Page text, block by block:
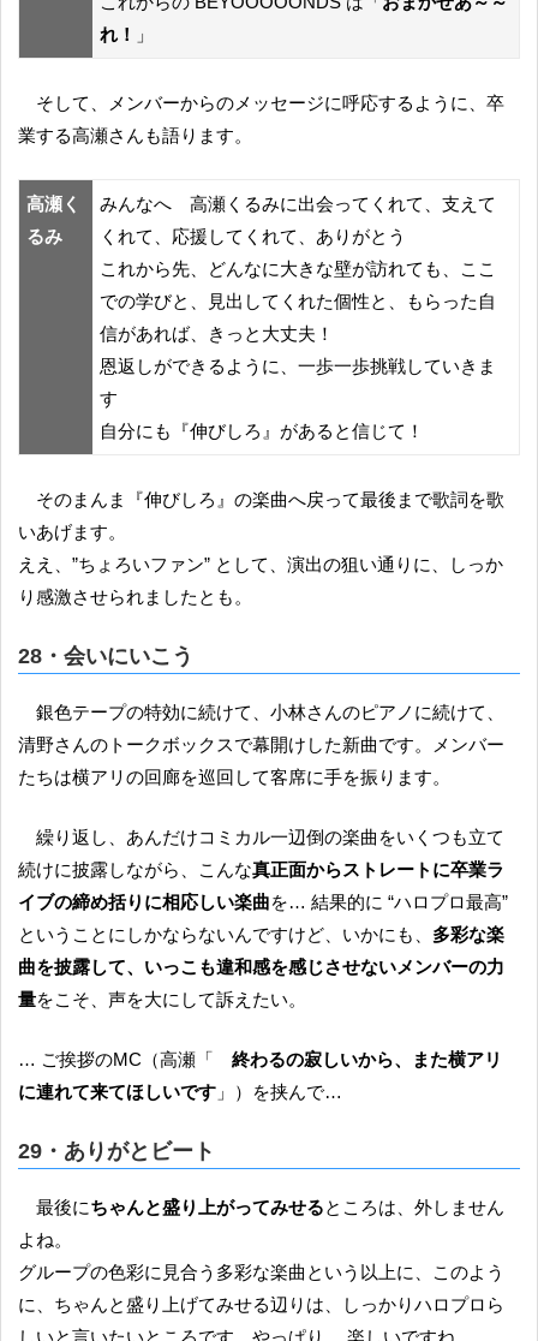
れ！
」
そして、メンバーからのメッセージに呼応するように、卒
業する高瀬さんも語ります。
高瀬く
るみ
みんなへ 高瀬くるみに出会ってくれて、支えて
くれて、応援してくれて、ありがとう
これから先、どんなに大きな壁が訪れても、ここ
での学びと、見出してくれた個性と、もらった自
信があれば、きっと大丈夫！
恩返しができるように、一歩一歩挑戦していきま
す
自分にも『伸びしろ』があると信じて！
そのまんま『伸びしろ』の楽曲へ戻って最後まで歌詞を歌
いあげます。
ええ、”ちょろいファン” として、演出の狙い通りに、しっか
り感激させられましたとも。
28・会いにいこう
銀色テープの特効に続けて、小林さんのピアノに続けて、
清野さんのトークボックスで幕開けした新曲です。メンバー
たちは横アリの回廊を巡回して客席に手を振ります。
繰り返し、あんだけコミカル一辺倒の楽曲をいくつも立て
続けに披露しながら、こんな真正面からストレートに卒業ラ
イブの締め括りに相応しい楽曲を… 結果的に “ハロプロ最高”
ということにしかならないんですけど、いかにも、 多彩な楽
曲を披露して、いっこも違和感を感じさせないメンバーの力
量をこそ、声を大にして訴えたい。
… ご挨拶のMC（高瀬「
終わるの寂しいから、また横アリ
に連れて来てほしいです 」）を挟んで…
29・ありがとビート
最後にちゃんと盛り上がってみせるところは、外しません
よね。
グループの色彩に見合う多彩な楽曲という以上に、このよう
に、ちゃんと盛り上げてみせる辺りは、しっかりハロプロら